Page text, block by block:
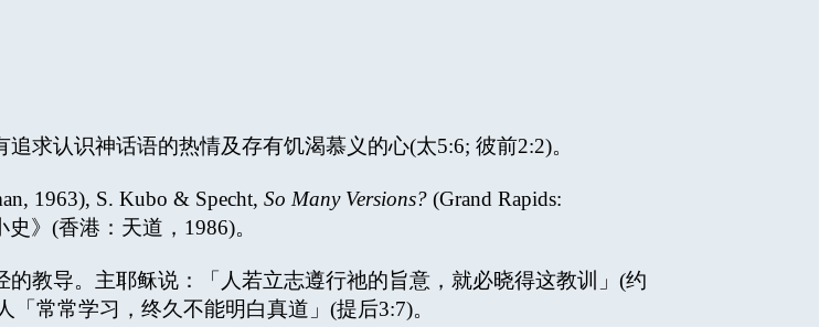
求认识神话语的热情及存有饥渴慕义的心(太5:6; 彼前2:2)。
1963), S. Kubo & Specht, So Many Versions?(Grand Rapids:
》(香港：天道，1986)。
教导。主耶稣说：「人若立志遵行祂的旨意，就必晓得这教训」(约
常常学习，终久不能明白真道」(提后3:7)。